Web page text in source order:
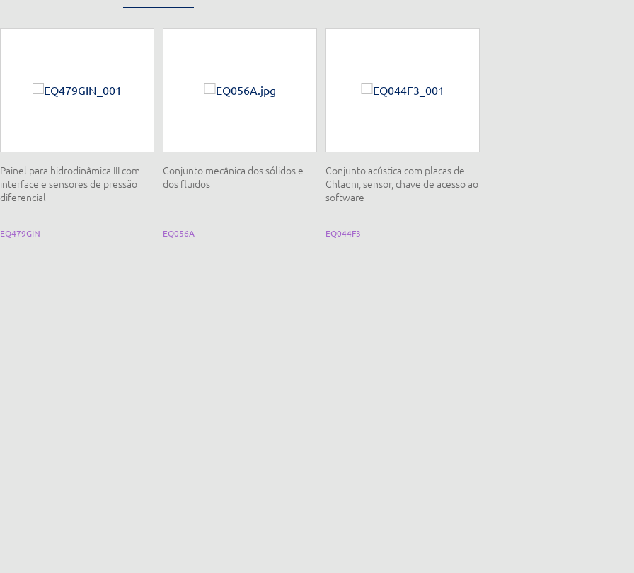
Painel para hidrodinâmica III com
interface e sensores de pressão
diferencial
EQ479GIN
Conjunto mecânica dos sólidos e
dos fluidos
EQ056A
Conjunto acústica com placas de
Chladni, sensor, chave de acesso ao
software
EQ044F3